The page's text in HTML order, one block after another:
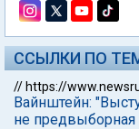
ССЫЛКИ ПО
// https://
Вайнштейн:
не предвыборная